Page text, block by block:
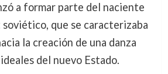
a formar parte del naciente
que se caracterizaba
la creación de una danza
del nuevo Estado.